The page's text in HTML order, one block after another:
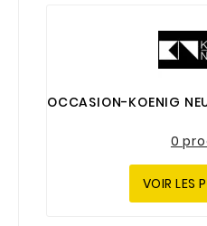
OCCASION-KOENIG
0
VOIR LES